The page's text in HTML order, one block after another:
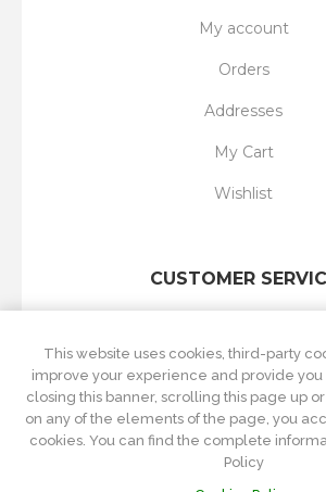
My account
Orders
Addresses
My Cart
Wishlist
CUSTOMER
New products
Recently viewed
Compare products list
This website uses cookies, third-party
improve your experience and provide you
closing this banner, scrolling this page up
on any of the elements of the page, you
cookies. You can find the complete
Policy